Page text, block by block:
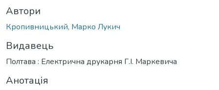
Автори
Кропивницький, Марко Лукич
Видавець
Полтава : Електрична друкарня Г.І. Маркевича
Анотація